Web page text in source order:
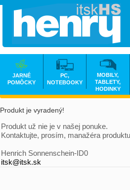
Produkt je vyradený!
Produkt už nie je v našej ponuke.
Kontaktujte, prosím, manažéra
Henrich Sonnenschein-ID0
itsk@itsk.sk
JARNÉ
POMÔCKY
PC,
NOTEBOOKY
MOBILY,
TABLETY,
HODINKY